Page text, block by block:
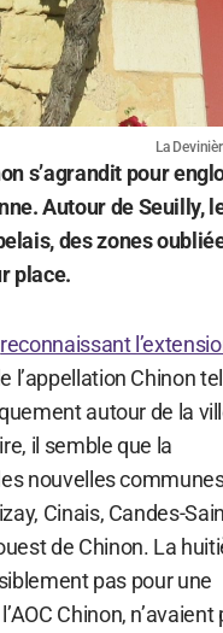
La
s’agrandit pour
Autour de Seuilly,
des zones
place.
reconnaissant
l’appellation Chinon
autour de la
il semble que la
nouvelles
Cinais, Candes-
de Chinon. La
pas pour une
Chinon, n’avaient